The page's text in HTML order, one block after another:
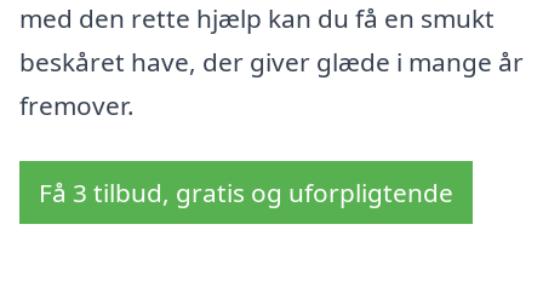
med den rette hjælp kan du få en smukt
beskåret have, der giver glæde i mange år
fremover.
Få 3 tilbud, gratis og uforpligtende